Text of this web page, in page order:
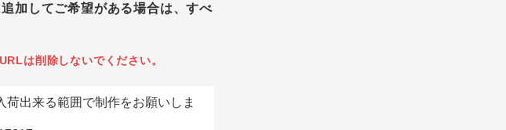
加してご希望がある場合は、すべ
は削除しないでください。